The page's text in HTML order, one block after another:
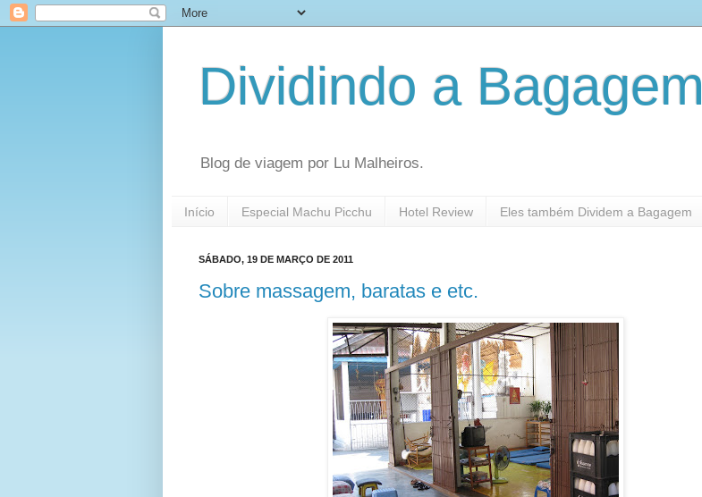
Dividindo a Bagagem
Blog de viagem por Lu Malheiros.
Início Especial Machu Picchu Hotel Review Eles também Dividem a Bagagem
SÁBADO, 19 DE MARÇO DE 2011
Sobre massagem, baratas e etc.